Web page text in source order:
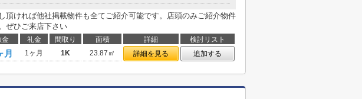
頂ければ他社掲載物件も全てご紹介可能です。店頭のみご紹介物件
ぜひご来店下さい
金 礼金 間取り 面積 詳細
検討リスト
月 1ヶ月 1K 23.87㎡ 詳細を見る 追加する